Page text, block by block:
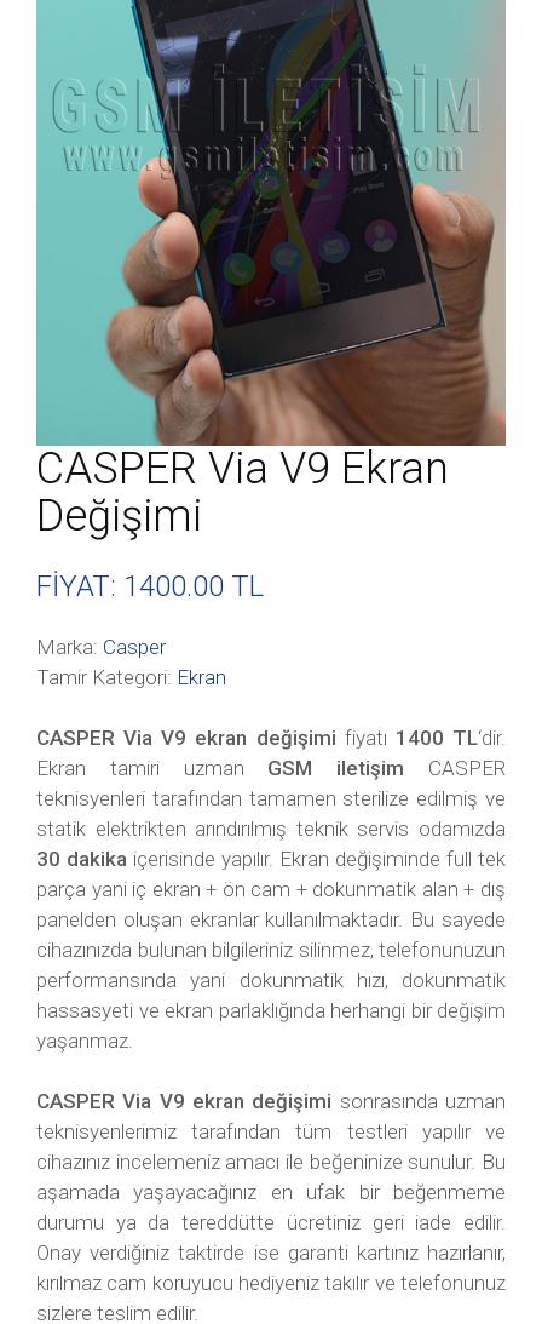
CASPER Via V9 Ekran
Değişimi
FİYAT: 1400.00 TL
Marka: Casper
Tamir Kategori: Ekran
CASPER Via V9 ekran değişimi fiyatı 1400 TL‘dir.
Ekran tamiri uzman GSM iletişim CASPER
teknisyenleri tarafından tamamen sterilize edilmiş ve
statik elektrikten arındırılmış teknik servis odamızda
30 dakika içerisinde yapılır. Ekran değişiminde full tek
parça yani iç ekran + ön cam + dokunmatik alan + dış
panelden oluşan ekranlar kullanılmaktadır. Bu sayede
cihazınızda bulunan bilgileriniz silinmez, telefonunuzun
performansında yani dokunmatik hızı, dokunmatik
hassasyeti ve ekran parlaklığında herhangi bir değişim
yaşanmaz.
CASPER Via V9 ekran değişimi sonrasında uzman
teknisyenlerimiz tarafından tüm testleri yapılır ve
cihazınız incelemeniz amacı ile beğeninize sunulur. Bu
aşamada yaşayacağınız en ufak bir beğenmeme
durumu ya da tereddütte ücretiniz geri iade edilir.
Onay verdiğiniz taktirde ise garanti kartınız hazırlanır,
kırılmaz cam koruyucu hediyeniz takılır ve telefonunuz
sizlere teslim edilir.